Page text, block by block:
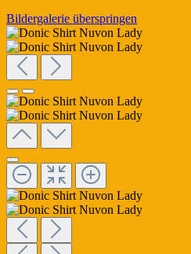
Bildergalerie überspringen